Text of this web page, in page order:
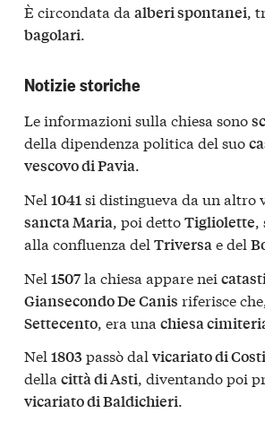
È circondata da alberi spontanei,
bagolari.
Notizie storiche
Le informazioni sulla chiesa sono
della dipendenza politica del suo
vescovo di Pavia.
Nel 1041si distingueva da un altro
sancta Maria, poi dettoTigliolette,
alla confluenza del Triversae del
Nel 1507la chiesa appare nei catasti
Giansecondo De Canis riferisce
Settecento , era una chiesa
Nel 1803 passò dal vicariato di
della città di Asti, diventando poi
vicariato di Baldichieri.